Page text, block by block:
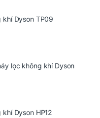
khí Dyson TP09
lọc không khí Dyson
Dyson HP12